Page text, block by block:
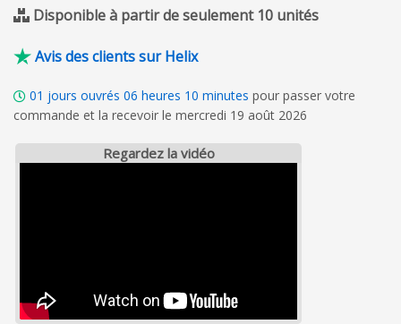
Disponible à partir de seulement 10 unités
Avis des clients sur Helix
01 jours ouvrés 06 heures 10 minutes pour passer votre
commande et la recevoir le mercredi 19 août 2026
Regardez la vidéo